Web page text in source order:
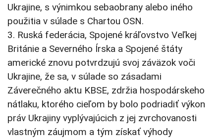
Ukrajine, s výnimkou sebaobrany alebo iného
použitia v súlade s Chartou OSN.
3. Ruská federácia, Spojené kráľovstvo Veľkej
Británie a Severného Írska a Spojené štáty
americké znovu potvrdzujú svoj záväzok voči
Ukrajine, že sa, v súlade so zásadami
Záverečného aktu KBSE, zdržia hospodárskeho
nátlaku, ktorého cieľom by bolo podriadiť výkon
práv Ukrajiny vyplývajúcich z jej zvrchovanosti
vlastným záujmom a tým získať výhody